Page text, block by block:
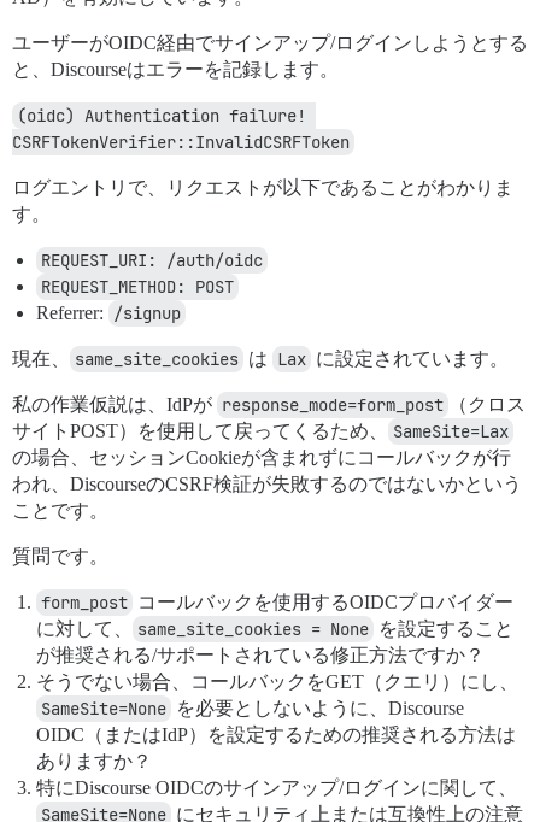
ユーザーがOIDC経由でサインアップ/ログインしようとする
と、Discourseはエラーを記録します。
(oidc) Authentication failure!
CSRFTokenVerifier::InvalidCSRFToken
ログエントリで、リクエストが以下であることがわかりま
す。
REQUEST_URI: /auth/oidc
REQUEST_METHOD: POST
Referrer: /signup
現在、 same_site_cookies は Lax に設定されています。
私の作業仮説は、IdPが response_mode=form_post
（クロス
サイトPOST）を使用して戻ってくるため、
SameSite=Lax
の場合、セッションCookieが含まれずにコールバックが行
われ、DiscourseのCSRF検証が失敗するのではないかという
ことです。
質問です。
form_post コールバックを使用するOIDCプロバイダー
に対して、
same_site_cookies = None を設定すること
が推奨される/サポートされている修正方法ですか？
そうでない場合、コールバックをGET（クエリ）にし、
SameSite=None を必要としないように、Discourse
OIDC（またはIdP）を設定するための推奨される方法は
ありますか？
特にDiscourse OIDCのサインアップ/ログインに関して、
SameSite=None にセキュリティ上または互換性上の注意